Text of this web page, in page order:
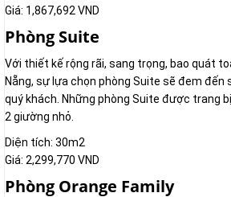
Giá: 1,867,692 VND
Phòng Suite
Với thiết kế rộng rãi, sang trọng, bao quát
Nẵng, sự lựa chọn phòng Suite sẽ đem đến
quý khách. Những phòng Suite được trang
2 giường nhỏ.
Diện tích: 30m2
Giá: 2,299,770 VND
Phòng Orange Family